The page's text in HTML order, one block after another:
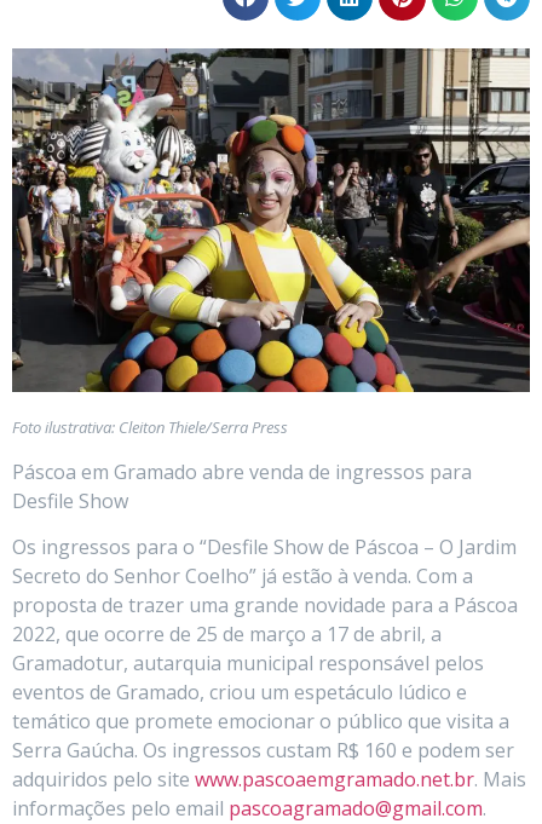
Foto ilustrativa: Cleiton Thiele/Serra Press
Páscoa em Gramado abre venda de ingressos para
Desfile Show
Os ingressos para o “Desfile Show de Páscoa – O Jardim
Secreto do Senhor Coelho” já estão à venda. Com a
proposta de trazer uma grande novidade para a Páscoa
2022, que ocorre de 25 de março a 17 de abril, a
Gramadotur, autarquia municipal responsável pelos
eventos de Gramado, criou um espetáculo lúdico e
temático que promete emocionar o público que visita a
Serra Gaúcha. Os ingressos custam R$ 160 e podem ser
adquiridos pelo site www.pascoaemgramado.net.br. Mais
informações pelo email pascoagramado@gmail.com.